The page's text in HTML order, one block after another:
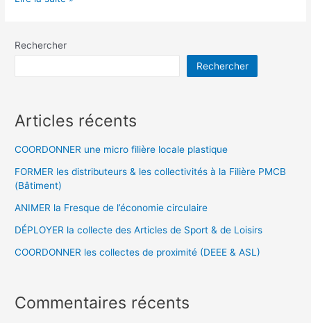
Rechercher
Rechercher
Articles récents
COORDONNER une micro filière locale plastique
FORMER les distributeurs & les collectivités à la Filière PMCB
(Bâtiment)
ANIMER la Fresque de l’économie circulaire
DÉPLOYER la collecte des Articles de Sport & de Loisirs
COORDONNER les collectes de proximité (DEEE & ASL)
Commentaires récents